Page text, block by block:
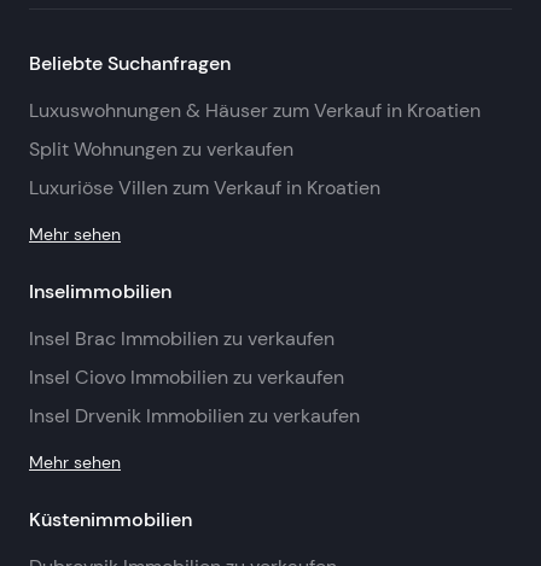
Beliebte Suchanfragen
Luxuswohnungen & Häuser zum Verkauf in Kroatien
Split Wohnungen zu verkaufen
Luxuriöse Villen zum Verkauf in Kroatien
Mehr sehen
Inselimmobilien
Insel Brac Immobilien zu verkaufen
Insel Ciovo Immobilien zu verkaufen
Insel Drvenik Immobilien zu verkaufen
Mehr sehen
Küstenimmobilien